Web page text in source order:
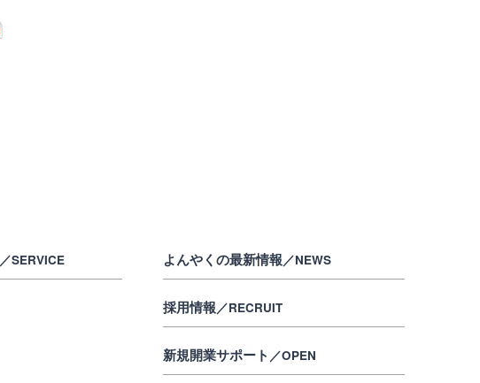
／SERVICE よんやくの最新情報 ／NEWS
採用情報 ／RECRUIT
新規開業サポート ／OPEN